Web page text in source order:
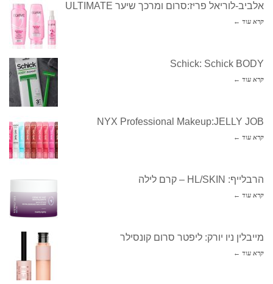
אלביב-לוריאל פריז:סרום ומרכך שיער ULTIMATE
קרא עוד ←
Schick: Schick BODY
קרא עוד ←
NYX Professional Makeup:JELLY JOB
קרא עוד ←
הרבלייף: HL/SKIN – קרם לילה
קרא עוד ←
מייבלין ניו יורק: ליפטר סרום קונסילר
קרא עוד ←